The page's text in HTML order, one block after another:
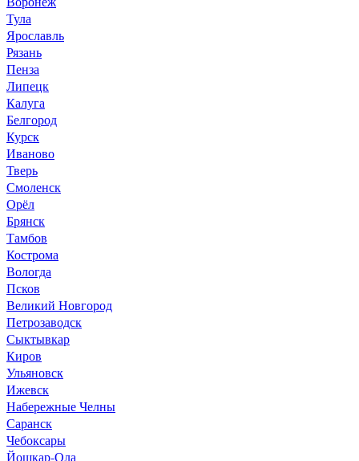
Тула
Ярославль
Рязань
Пенза
Липецк
Калуга
Белгород
Курск
Иваново
Тверь
Смоленск
Орёл
Брянск
Тамбов
Кострома
Вологда
Псков
Великий Новгород
Петрозаводск
Сыктывкар
Киров
Ульяновск
Ижевск
Набережные Челны
Саранск
Чебоксары
Йошкар-Ола